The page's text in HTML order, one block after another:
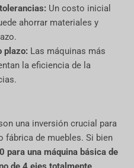
Un costo inicial
ahorrar materiales y
plazo:Las máquinas más
la eficiencia de la
una inversión crucial para
fábrica de muebles. Si bien
para una máquina básica de